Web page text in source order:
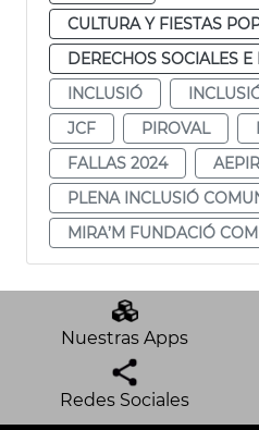
CULTURA Y FIESTAS
DERECHOS SOCIALES
INCLUSIÓ
JCF
PIROVAL
FALLAS 2024
PLENA INCLUSIÓ
MIRA’M FUNDACIÓ
Nuestras Apps
Redes Sociales